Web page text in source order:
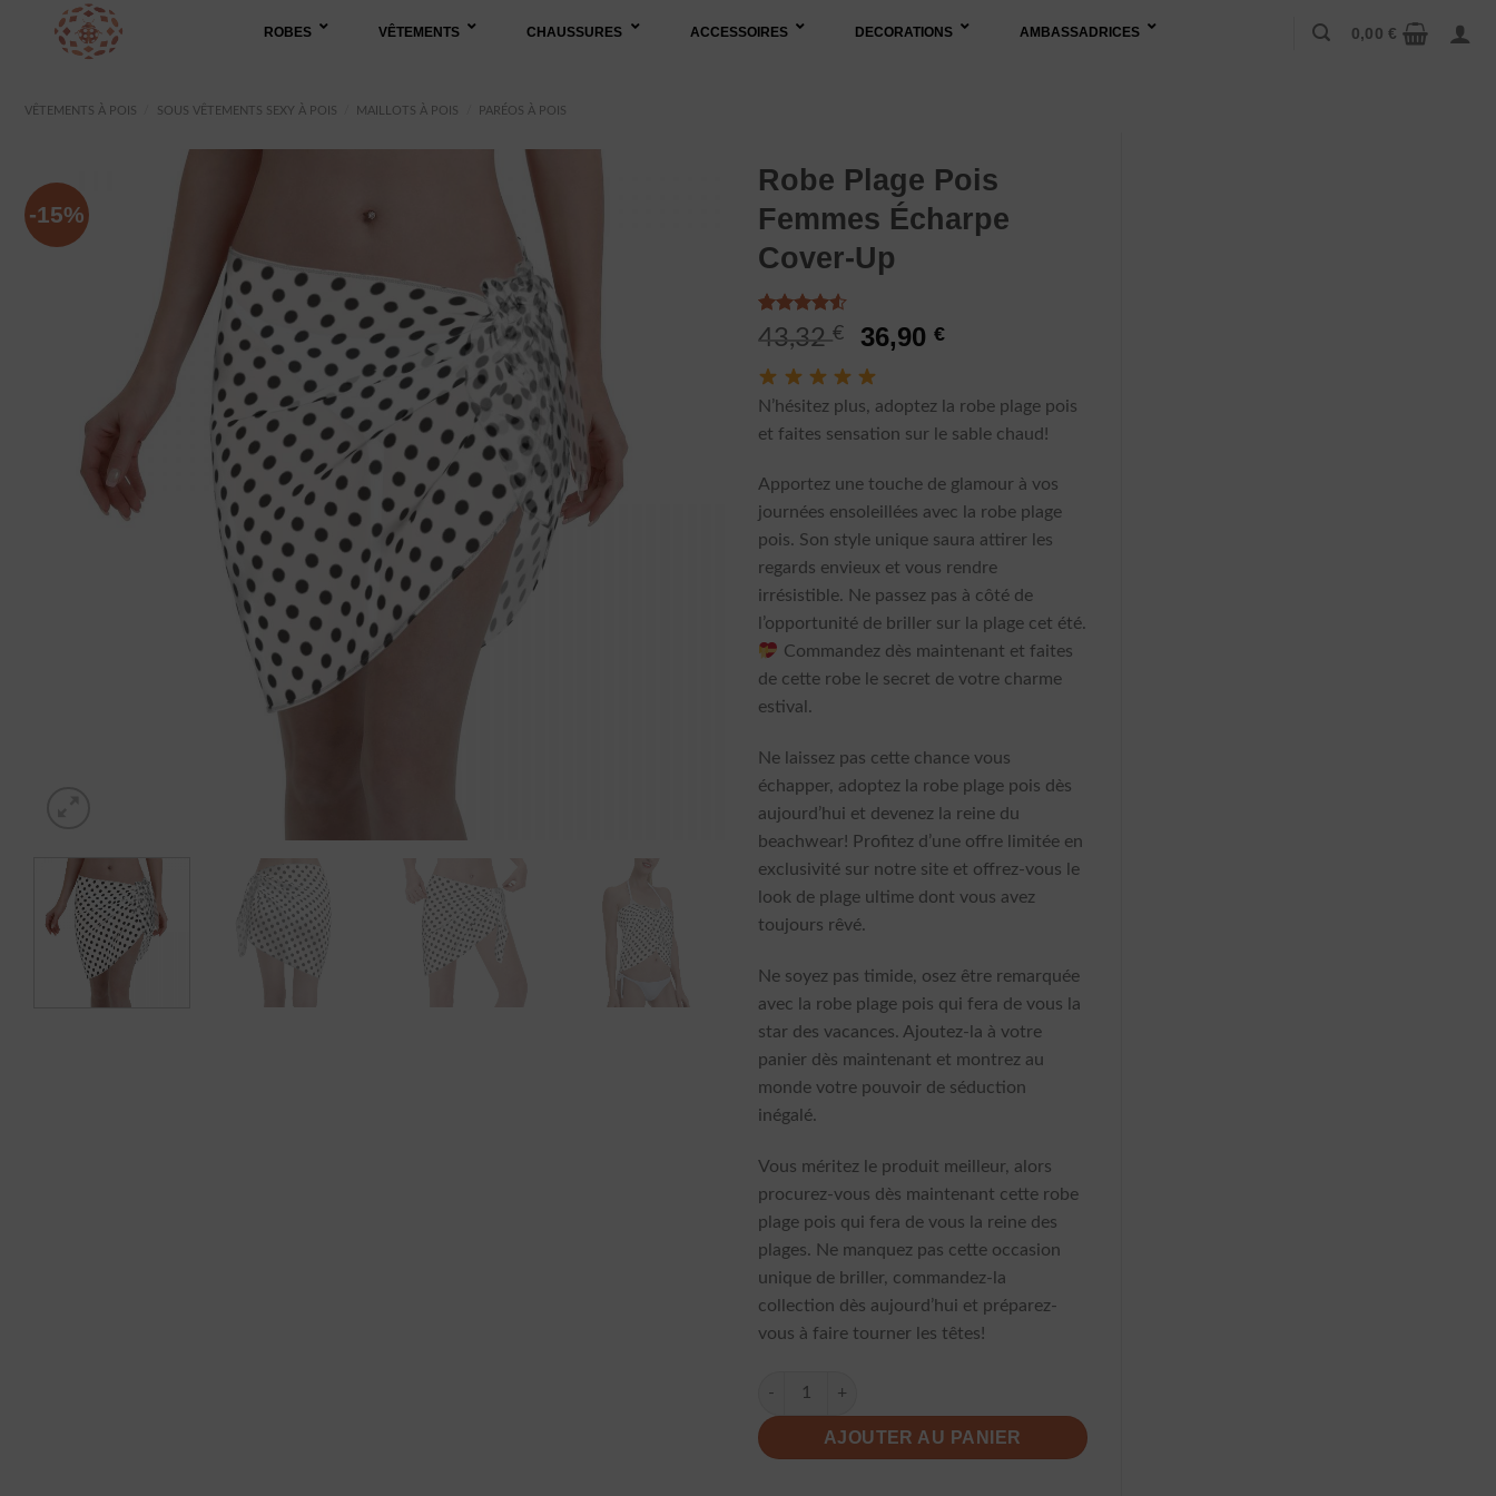
ROBES VÊTEMENTS CHAUSSURES ACCESSOIRES DECORATIONS AMBASSADRICES 0,00€
VÊTEMENTS À POIS SOUS VÊTEMENTS SEXY À POIS MAILLOTS À POIS PARÉOS À POIS
-15%
Robe Plage Pois
Femmes Écharpe
Cover-Up
Noté4.50
sur 5 basé
2
notations
client
43,32€
Le
prix
initial
était :
43,32 €.
36,90 €Le
est :
36,90 €.
N’hésitez plus, adoptez la robe plage pois
et faites sensation sur le sable chaud!
Apportez une touche de glamour à vos
journées ensoleillées avec la robe plage
pois. Son style unique saura attirer les
regards envieux et vous rendre
irrésistible. Ne passez pas à côté de
l’opportunité de briller sur la plage cet été.
Commandez dès maintenant et faites
de cette robe le secret de votre charme
estival.
Ne laissez pas cette chance vous
échapper, adoptez la robe plage pois dès
aujourd’hui et devenez la reine du
beachwear! Profitez d’une offre limitée en
exclusivité sur notre site et offrez-vous le
look de plage ultime dont vous avez
toujours rêvé.
Ne soyez pas timide, osez être remarquée
avec la robe plage pois qui fera de vous la
star des vacances. Ajoutez-la à votre
panier dès maintenant et montrez au
monde votre pouvoir de séduction
inégalé.
Vous méritez le produit meilleur, alors
procurez-vous dès maintenant cette robe
plage pois qui fera de vous la reine des
plages. Ne manquez pas cette occasion
unique de briller, commandez-la
collection dès aujourd’hui et préparez-
vous à faire tourner les têtes!
quantité de Robe Plage Pois Femmes Écharpe Cover-Up
AJOUTER AU PANIER